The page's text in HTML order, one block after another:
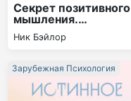
Секрет позитивного
мышления.
Психология счастья
Ник Бэйлор
Зарубежная Психология